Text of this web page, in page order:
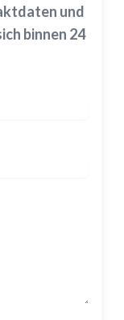
und
binnen 24